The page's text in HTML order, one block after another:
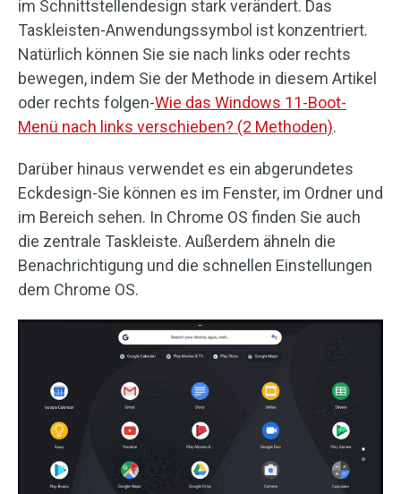
im Schnittstellendesign stark verändert. Das
Taskleisten-Anwendungssymbol ist konzentriert.
Natürlich können Sie sie nach links oder rechts
bewegen, indem Sie der Methode in diesem Artikel
oder rechts folgen-Wie das Windows 11-Boot-
Menü nach links verschieben? (2 Methoden).
Darüber hinaus verwendet es ein abgerundetes
Eckdesign-Sie können es im Fenster, im Ordner und
im Bereich sehen. In Chrome OS finden Sie auch
die zentrale Taskleiste. Außerdem ähneln die
Benachrichtigung und die schnellen Einstellungen
dem Chrome OS.